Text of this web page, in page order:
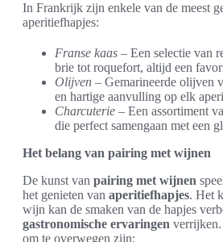
In Frankrijk zijn enkele van de meest
aperitiefhapjes:
Franse kaas – Een selectie van
brie tot roquefort, altijd een
Olijven – Gemarineerde olijven
en hartige aanvulling op elk
Charcuterie – Een assortiment
die perfect samengaan met een
Het belang van pairing met wijnen
De kunst van pairing met wijnen
het genieten van aperitiefhapjes. Het
wijn kan de smaken van de hapjes
gastronomische ervaringen
om te overwegen zijn: